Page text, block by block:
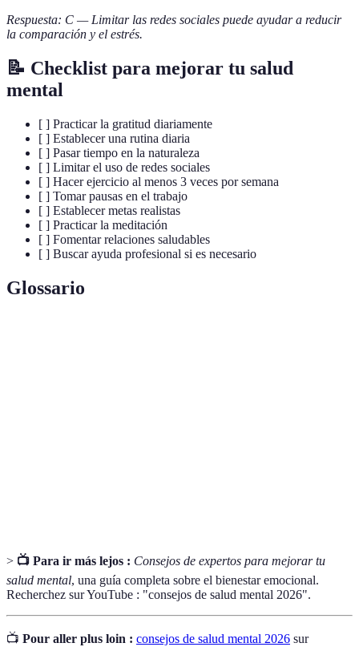
Respuesta: C — Limitar las redes sociales puede ayudar a reducir
la comparación y el estrés.
📝 Checklist para mejorar tu salud
mental
[ ] Practicar la gratitud diariamente
[ ] Establecer una rutina diaria
[ ] Pasar tiempo en la naturaleza
[ ] Limitar el uso de redes sociales
[ ] Hacer ejercicio al menos 3 veces por semana
[ ] Tomar pausas en el trabajo
[ ] Establecer metas realistas
[ ] Practicar la meditación
[ ] Fomentar relaciones saludables
[ ] Buscar ayuda profesional si es necesario
Glossario
> 📺 Para ir más lejos : Consejos de expertos para mejorar tu
salud mental, una guía completa sobre el bienestar emocional.
Recherchez sur YouTube : "consejos de salud mental 2026".
📺 Pour aller plus loin : consejos de salud mental 2026 sur